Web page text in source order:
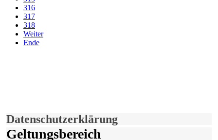
316
317
318
Weiter
Ende
Datenschutzerklärung
Geltungsbereich